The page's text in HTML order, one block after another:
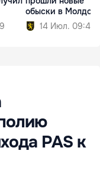
обыски в
14 Июл. 09:40
PAS к